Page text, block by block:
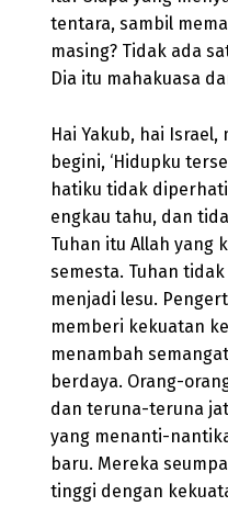
tentara, sambil
masing? Tidak ada
Dia itu mahakuasa
Hai Yakub, hai
begini, ‘Hidupku
hatiku tidak
engkau tahu, dan
Tuhan itu Allah yang
semesta. Tuhan
menjadi lesu.
memberi kekuatan
menambah
berdaya. Orang-
dan teruna-teruna
yang menanti-
baru. Mereka
tinggi dengan